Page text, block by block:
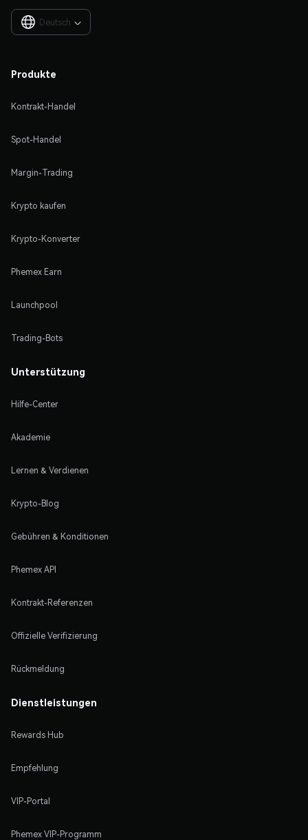
Deutsch 
Produkte
Kontrakt-Handel
Spot-Handel
Margin-Trading
Krypto kaufen
Krypto-Konverter
Phemex Earn
Launchpool
Trading-Bots
Unterstützung
Hilfe-Center
Akademie
Lernen & Verdienen
Krypto-Blog
Gebühren & Konditionen
Phemex API
Kontrakt-Referenzen
Offizielle Verifizierung
Rückmeldung
Dienstleistungen
Rewards Hub
Empfehlung
VIP-Portal
Phemex VIP-Programm